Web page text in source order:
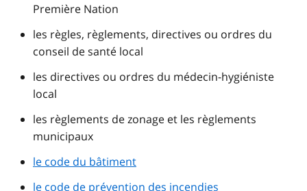
Première Nation
les règles, règlements, directives ou ordres du
conseil de santé local
les directives ou ordres du médecin-hygiéniste
local
les règlements de zonage et les règlements
municipaux
le code du bâtiment
le code de prévention des incendies